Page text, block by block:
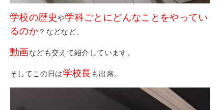
学校の歴史や学科ごとにどんなことをやってい
るのか ？などなど、
動画なども交えて紹介しています。
そしてこの日は学校長 も出席。